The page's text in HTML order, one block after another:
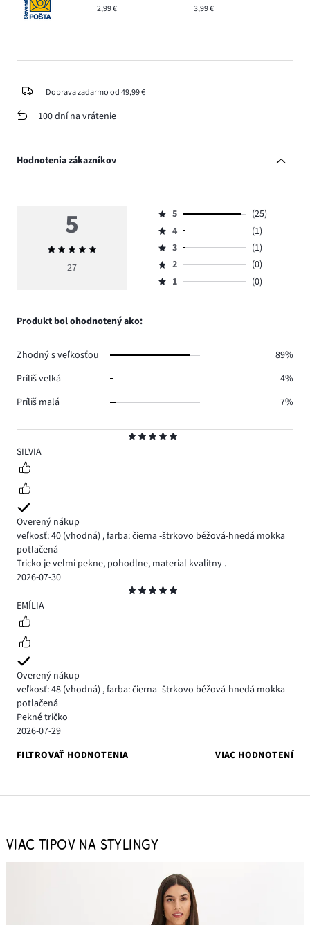
2,99 € 3,99 €
Doprava zadarmo od 49,99 €
100 dní na vrátenie
Hodnotenia zákazníkov
5
SILVIA
Overený nákup
veľkosť: 40 (vhodná) ,farba: čierna -štrkovo béžová-hnedá mokka
potlačená
Tricko je velmi pekne, pohodlne, material kvalitny .
2026-07-30
5
EMÍLIA
Overený nákup
veľkosť: 48 (vhodná) ,farba: čierna -štrkovo béžová-hnedá mokka
potlačená
Pekné tričko
2026-07-29
FILTROVAŤ HODNOTENIA
VIAC HODNOTENÍ
5
Priemerné
hodnotenie
27
Hodnotenie
5,
počet
hlasov
25.
5
(25)
Hodnotenie
4,
počet
hlasov
4
(1)
Hodnotenie
3,
počet
3
(1)
Hodnotenie
2,
2
(0)
Hodnotenie
1,
1 (0)
Produkt bol ohodnotený ako:
Zhodný s veľkosťou
89%
Príliš veľká
4%
Príliš malá
7%
VIAC TIPOV NA STYLINGY